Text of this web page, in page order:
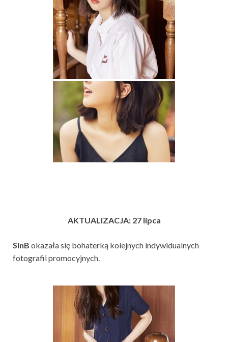
AKTUALIZACJA: 27 lipca
SinB okazała się bohaterką kolejnych indywidualnych
fotografii promocyjnych.